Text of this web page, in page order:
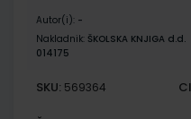
Autor(i): -
Nakladnik: ŠKOLSKA KNJIGA d.d.
014175
SKU: 569364